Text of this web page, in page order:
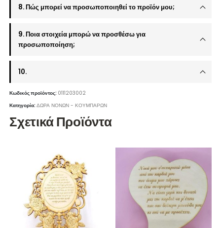
8. Πώς μπορεί να προσωποποιηθεί το προϊόν μου;
9. Ποια στοιχεία μπορώ να προσθέσω για
προσωποποίηση;
10.
Κωδικός προϊόντος: 0111203002
Κατηγορία:ΔΩΡΑ ΝΟΝΩΝ - ΚΟΥΜΠΑΡΩΝ
Σχετικά Προϊόντα